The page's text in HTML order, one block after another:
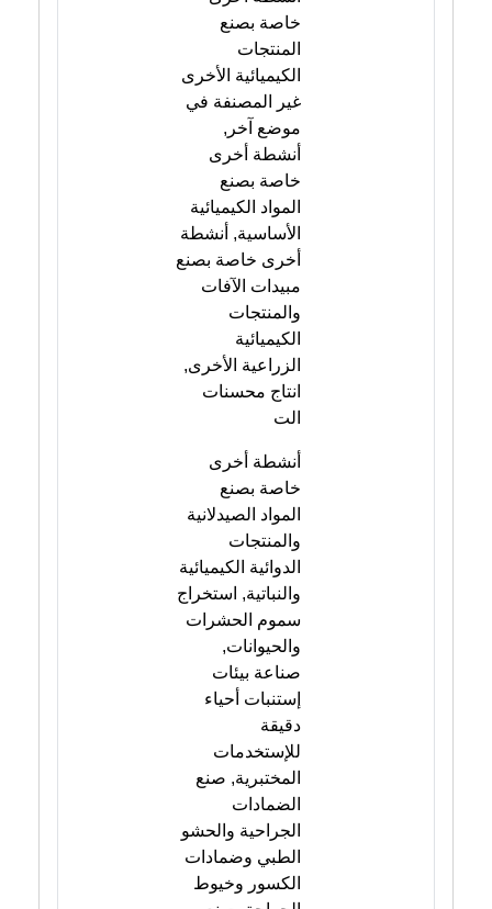
خاصة بصنع
المنتجات
الكيميائية الأخرى
غير المصنفة في
موضع آخر,
أنشطة أخرى
خاصة بصنع
المواد الكيميائية
الأساسية, أنشطة
أخرى خاصة بصنع
مبيدات الآفات
والمنتجات
الكيميائية
الزراعية الأخرى,
انتاج محسنات
الت
أنشطة أخرى
خاصة بصنع
المواد الصيدلانية
والمنتجات
الدوائية الكيميائية
والنباتية, استخراج
سموم الحشرات
والحيوانات,
صناعة بيئات
إستنبات أحياء
دقيقة
للإستخدمات
المختبرية, صنع
الضمادات
الجراحية والحشو
الطبي وضمادات
الكسور وخيوط